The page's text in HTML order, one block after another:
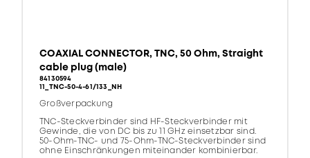
COAXIAL CONNECTOR, TNC, 50 Ohm, Straight
cable plug (male)
84130594
11_TNC-50-4-61/133_NH
Großverpackung
TNC-Steckverbinder sind HF-Steckverbinder mit
Gewinde, die von DC bis zu 11 GHz einsetzbar sind.
50-Ohm-TNC- und 75-Ohm-TNC-Steckverbinder sind
ohne Einschränkungen miteinander kombinierbar.